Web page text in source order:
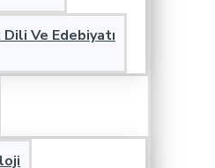
Dili Ve Edebiyatı